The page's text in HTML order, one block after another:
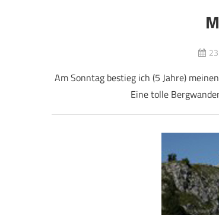
Am Sonntag bestieg ich (5 Jahre)
Eine tolle